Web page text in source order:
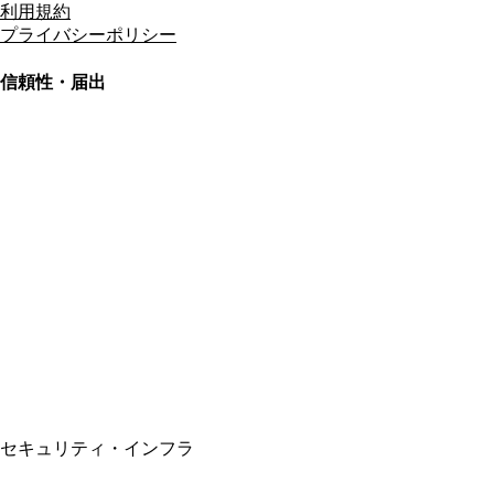
利用規約
プライバシーポリシー
信頼性・届出
セキュリティ・インフラ